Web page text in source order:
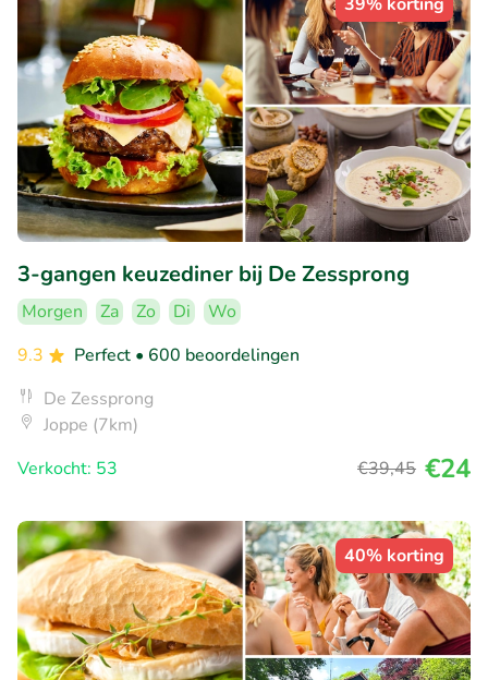
3-gangen keuzediner bij De Zessprong
Morgen Za Zo Di
Wo
9.3
Perfect • 600 beoordelingen
De Zessprong
Joppe (7km)
Verkocht: 53
€39,45 €24
40% korting